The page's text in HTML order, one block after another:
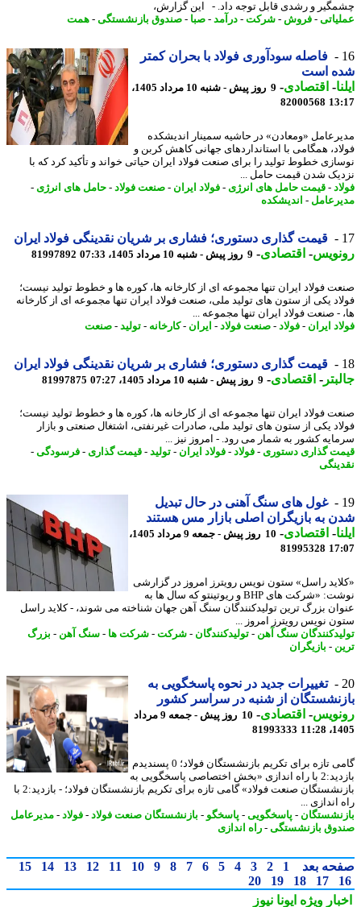
و رشدی قابل توجه داد. - این گزارش،
-فروش -شرکت-درآمد- صبا-صندوق بازنشستگی-همت
فاصله سودآوری فولاد با بحران کمتر
است
-اقتصادی-
9 روز پیش - شنبه 10 مرداد 1405،
82000568
«ومعادن» در حاشیه سمینار اندیشکده
همگامی با استانداردهای جهانی کاهش کربن و
خطوط تولید را برای صنعت فولاد ایران حیاتی خواند و تأکید کرد که با
شدن قیمت حامل ...
-قیمت حامل های انرژی-فولاد ایران - صنعت فولاد-حامل های انرژی-
-اندیشکده
قیمت گذاری دستوری؛ فشاری بر شریان نقدینگی فولاد ایران
-اقتصادی-9 روز پیش - شنبه 10 مرداد 1405، 07:33 81997892
فولاد ایران تنها مجموعه ای از کارخانه ها، کوره ها و خطوط تولید نیست؛
یکی از ستون های تولید ملی، صنعت فولاد ایران تنها مجموعه ای از کارخانه
- صنعت فولاد ایران تنها مجموعه ...
ایران - فولاد-صنعت فولاد-ایران - کارخانه -تولید-صنعت
قیمت گذاری دستوری؛ فشاری بر شریان نقدینگی فولاد ایران
-اقتصادی-9 روز پیش - شنبه 10 مرداد 1405، 07:27 81997875
فولاد ایران تنها مجموعه ای از کارخانه ها، کوره ها و خطوط تولید نیست؛
یکی از ستون های تولید ملی، صادرات غیرنفتی، اشتغال صنعتی و بازار
کشور به شمار می رود. - امروز نیز ...
گذاری دستوری- فولاد-فولاد ایران - تولید-قیمت گذاری- فرسودگی-
غول های سنگ آهنی در حال تبدیل
به بازیگران اصلی بازار مس هستند
-اقتصادی-
10 روز پیش - جمعه 9 مرداد 1405،
81995328
راسل» ستون نویس رویترز امروز در گزارشی
نوشت: «شرکت های BHP و ریوتینتو که سال ها به
بزرگ ترین تولیدکنندگان سنگ آهن جهان شناخته می شوند، - کلاید راسل
نویس رویترز امروز ...
سنگ آهن -تولیدکنندگان-شرکت-شرکت ها- سنگ آهن -بزرگ
- بازیگران
تغییرات جدید در نحوه پاسخگویی به
از شنبه در سراسر کشور
-اقتصادی-
10 روز پیش - جمعه 9 مرداد
81993333
گامی تازه برای تکریم بازنشستگان فولاد؛ 0 پسندیدم
بازدید:2 با راه اندازی «بخش اختصاصی پاسخگویی به
بازنشستگان صنعت فولاد» گامی تازه برای تکریم بازنشستگان فولاد؛ - بازدید:2 با
اندازی ...
-پاسخگویی-پاسخگو-بازنشستگان صنعت فولاد-فولاد-مدیرعامل
بازنشستگی-راه اندازی
بعد 1
2
3
4
5
6
7
8
9
10
11
12
13
14
15
17
18
19
20
ویژهایونا نیوز